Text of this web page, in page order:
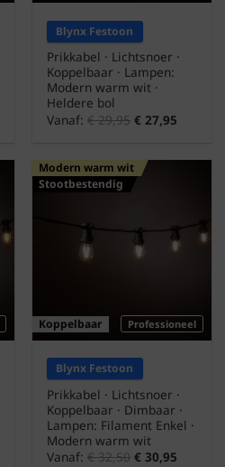
Blynx Festoon
Prikkabel · Lichtsnoer ·
Koppelbaar · Lampen:
Modern warm wit ·
Heldere bol
Vanaf:€29,95 € 27,95
Professioneel
Modern warm wit
Stootbestendig
Koppelbaar
Blynx Festoon
Prikkabel · Lichtsnoer ·
Koppelbaar · Dimbaar ·
Lampen: Filament Enkel ·
Modern warm wit
Vanaf:€32,50 € 30,95